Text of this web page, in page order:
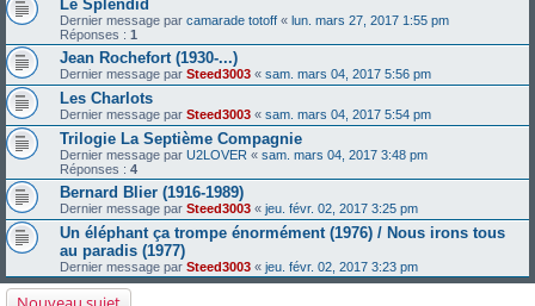
Le Splendid
Dernier message par camarade totoff « lun. mars 27, 2017 1:55 pm
Réponses : 1
Jean Rochefort (1930-...)
Dernier message par Steed3003 « sam. mars 04, 2017 5:56 pm
Les Charlots
Dernier message par Steed3003 « sam. mars 04, 2017 5:54 pm
Trilogie La Septième Compagnie
Dernier message par U2LOVER « sam. mars 04, 2017 3:48 pm
Réponses : 4
Bernard Blier (1916-1989)
Dernier message par Steed3003 « jeu. févr. 02, 2017 3:25 pm
Un éléphant ça trompe énormément (1976) / Nous irons tous
au paradis (1977)
Dernier message par Steed3003 « jeu. févr. 02, 2017 3:23 pm